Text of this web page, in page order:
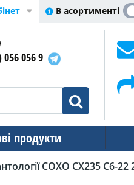
В асортименті
ТАК
056 056 9
продукти
COXO CX235 C6-22